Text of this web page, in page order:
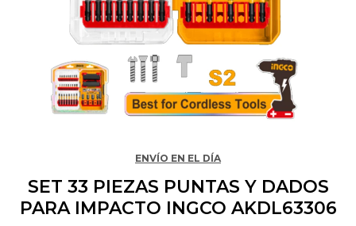
ENVÍO EN EL DÍA
SET 33 PIEZAS PUNTAS Y DADOS
PARA IMPACTO INGCO AKDL63306
Deportes
Camping
Mascotas